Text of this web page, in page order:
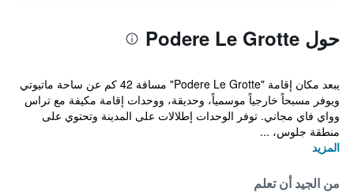
حول Podere Le Grotte
يبعد مكان إقامة "Podere Le Grotte" مسافة 42 كم عن ساحة ماتيوتي
ويوفر مسبحاً خارجياً موسمياً، وحديقة، ووحدات إقامة مكيفة مع تراس
وواي فاي مجاني. توفر الوحدات إطلالات على المدينة وتحتوي على
منطقة جلوس، ...
المزيد
من الجيد أن تعلم